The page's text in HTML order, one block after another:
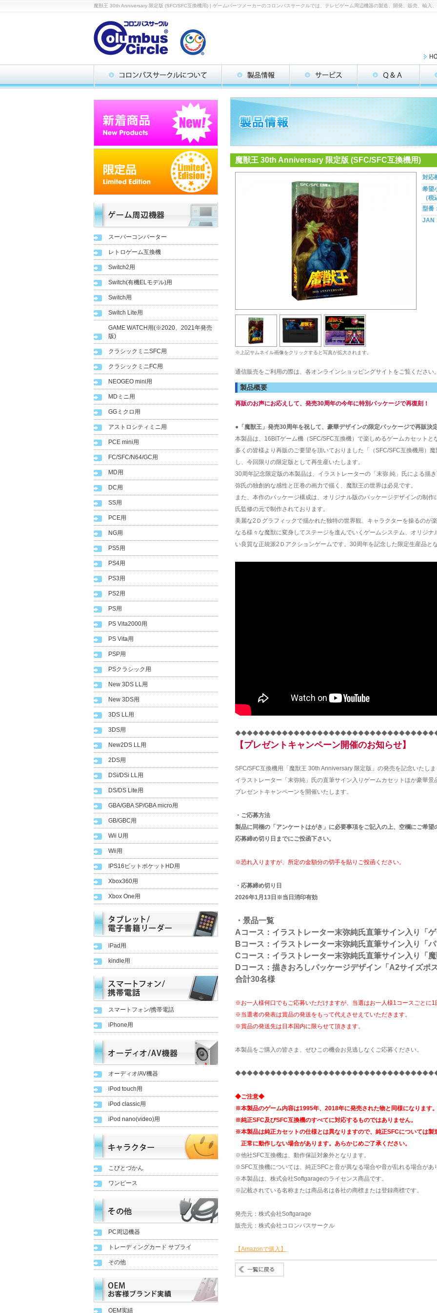
魔獣王 30th Anniversary 限定版 (SFC/SFC互換機用) | ゲームパーツメーカーのコロンバスサークルでは、テレビゲーム周辺機器の製造、開発、販売、輸入、
スーパーコンバーター
レトロゲーム互換機
Switch2用
Switch(有機ELモデル)用
Switch用
Switch Lite用
GAME WATCH用(※2020、2021年発売
版)
クラシックミニSFC用
クラシックミニFC用
NEOGEO mini用
MDミニ用
GGミクロ用
アストロシティミニ用
PCE mini用
FC/SFC/N64/GC用
MD用
DC用
SS用
PCE用
NG用
PS5用
PS4用
PS3用
PS2用
PS用
PS Vita2000用
PS Vita用
PSP用
PSクラシック用
New 3DS LL用
New 3DS用
3DS LL用
3DS用
New2DS LL用
2DS用
DSi/DSi LL用
DS/DS Lite用
GBA/GBA SP/GBA micro用
GB/GBC用
Wii U用
Wii用
IPS16ビットポケットHD用
Xbox360用
Xbox One用
iPad用
kindle用
スマートフォン/携帯電話
iPhone用
オーディオ/AV機器
iPod touch用
iPod classic用
iPod nano(video)用
こびとづかん
ワンピース
PC周辺機器
トレーディングカード サプライ
その他
OEM実績
魔獣王 30th Anniversary 限定版 (SFC/SFC互換機用)
※上記サムネイル画像をクリックすると写真が拡大されます。
対応
希望
（税
型番
JAN
通信販売をご利用の際は、各オンラインショッピングサイトをご覧ください。
製品概要
再販のお声にお応えして、発売30周年の今年に特別パッケージで再復刻！
●「魔獣王」発売30周年を祝して、豪華デザインの限定パッケージで再販決
本製品は、16BITゲーム機（SFC/SFC互換機）で楽しめるゲームカセットと
多くの皆様より再販のご要望を頂いておりました「（SFC/SFC互換機用）
し、今回限りの限定版として再生産いたします。
30周年記念限定版の本製品は、イラストレーターの「末弥 純」氏による描
弥氏の独創的な感性と圧巻の画力で描く、魔獣王の世界は必見です。
また、本作のパッケージ構成は、オリジナル版のパッケージデザインの制作
氏監修の元で制作されております。
美麗な2Ｄグラフィックで描かれた独特の世界観、キャラクターを操るのが
なる様々な魔獣に変身してステージを進んでいくゲームシステム、オリジ
い良質な正統派2Ｄアクションゲームです。30周年を記念した限定生産品と
【プレゼントキャンペーン開催のお知らせ】
SFC/SFC互換機用「魔獣王 30th Anniversary 限定版」の発売を記念いたしま
イラストレーター「末弥純」氏の直筆サイン入りゲームカセットほか豪華景
プレゼントキャンペーンを開催いたします。
・ご応募方法
製品に同梱の「アンケートはがき」に必要事項をご記入の上、空欄にご希望
応募締め切り日までにご投函下さい。
※恐れ入りますが、所定の金額分の切手を貼りご投函ください。
・応募締め切り日
2026年1月13日※当日消印有効
・景品一覧
Aコース：イラストレーター末弥純氏直筆サイン入り「ゲ
Bコース：イラストレーター末弥純氏直筆サイン入り「パ
Cコース：イラストレーター末弥純氏直筆サイン入り「魔
Dコース：描きおろしパッケージデザイン「A2サイズポ
合計30名様
※お一人様何口でもご応募いただけますが、当選はお一人様1コースごとに1
※当選者の発表は賞品の発送をもって代えさせえていただきます。
※賞品の発送先は日本国内に限らせて頂きます。
本製品をご購入の皆さま、ぜひこの機会お見逃しなくご応募ください。
◆ご注意◆
※本製品のゲーム内容は1995年、2018年に発売された物と同様になります。
※純正SFC及びSFC互換機のすべてに対応するものではありません。
※本製品は純正カセットの仕様とは異なりますので、純正SFCについては製
正常に動作しない場合があります。あらかじめご了承ください。
※他社SFC互換機は、動作保証対象外となります。
※SFC互換機については、純正SFCと音が異なる場合や音が乱れる場合があ
※本製品は、株式会社Softgarageのライセンス商品です。
※記載されている名称または商品名は各社の商標または登録商標です。
発売元：株式会社Softgarage
販売元：株式会社コロンバスサークル
【Amazonで購入】